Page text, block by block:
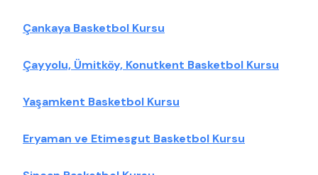
Çankaya Basketbol Kursu
Çayyolu, Ümitköy, Konutkent Basketbol Kursu
Yaşamkent Basketbol Kursu
Eryaman ve Etimesgut Basketbol Kursu